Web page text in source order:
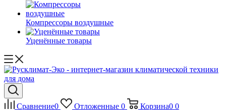
Компрессоры воздушные
Уценённые товары
Сравнение0 Отложенные 0 Корзина0 0